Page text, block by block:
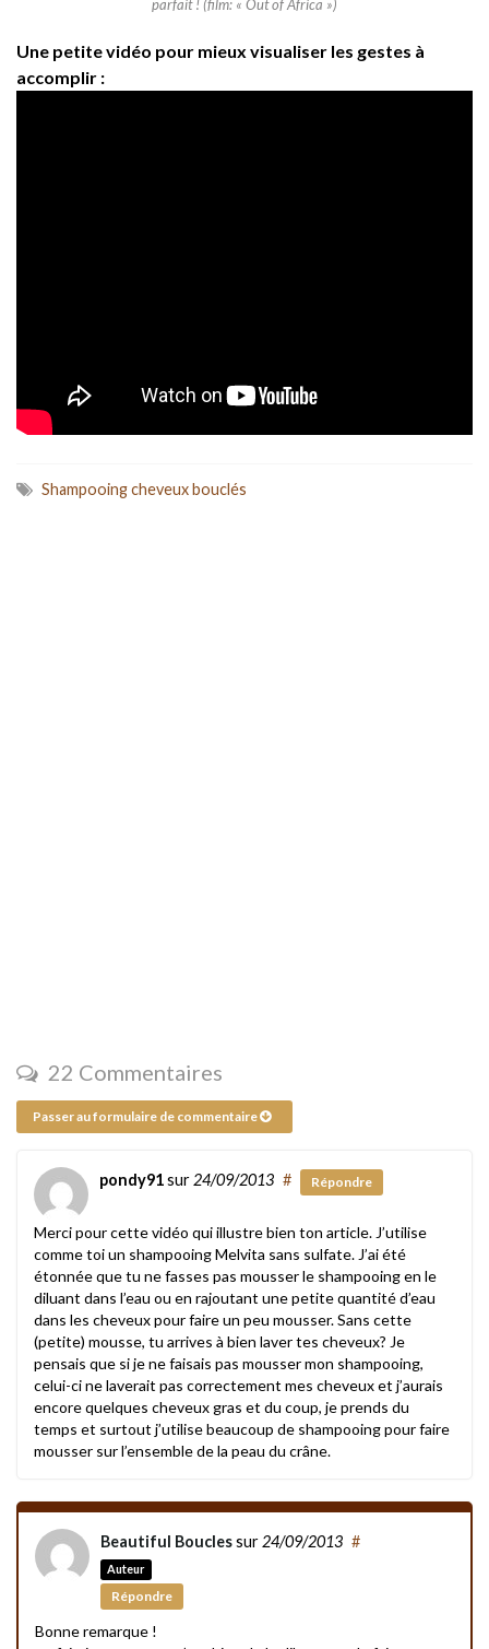
parfait ! (film: « Out of Africa »)
Une petite vidéo pour mieux visualiser les gestes à
accomplir :
Shampooing cheveux bouclés
22 Commentaires
Passer au formulaire de commentaire
pondy91sur 24/09/2013 # Répondre
Merci pour cette vidéo qui illustre bien ton article. J’utilise
comme toi un shampooing Melvita sans sulfate. J’ai été
étonnée que tu ne fasses pas mousser le shampooing en le
diluant dans l’eau ou en rajoutant une petite quantité d’eau
dans les cheveux pour faire un peu mousser. Sans cette
(petite) mousse, tu arrives à bien laver tes cheveux? Je
pensais que si je ne faisais pas mousser mon shampooing,
celui-ci ne laverait pas correctement mes cheveux et j’aurais
encore quelques cheveux gras et du coup, je prends du
temps et surtout j’utilise beaucoup de shampooing pour faire
mousser sur l’ensemble de la peau du crâne.
Beautiful Bouclessur 24/09/2013
Auteur
#
Répondre
Bonne remarque !